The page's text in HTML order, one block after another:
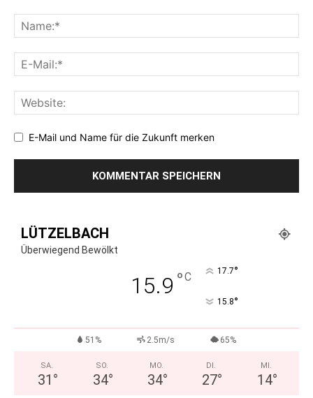
E-Mail und Name für die Zukunft merken
LÜTZELBACH
Überwiegend Bewölkt
15.9 °C 17.7°
15.8°
51% 2.5m/s 65%
SA.
31 °
SO.
34°
MO.
34°
DI.
27°
MI.
14°